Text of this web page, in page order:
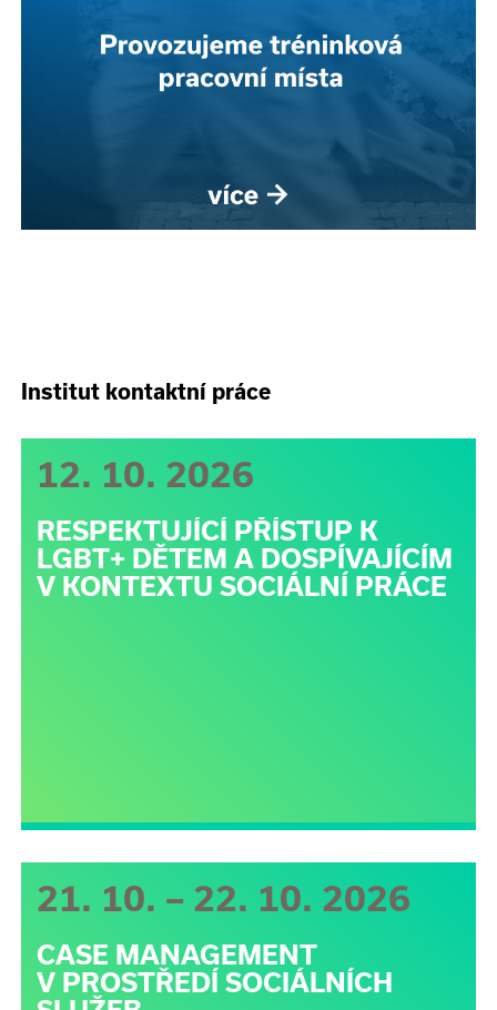
Institut kontaktní práce
12. 10. 2026
RESPEKTUJÍCÍ PŘÍSTUP K
LGBT+ DĚTEM A DOSPÍVAJÍCÍM
V KONTEXTU SOCIÁLNÍ PRÁCE
21. 10. – 22. 10. 2026
CASE MANAGEMENT
V PROSTŘEDÍ SOCIÁLNÍCH